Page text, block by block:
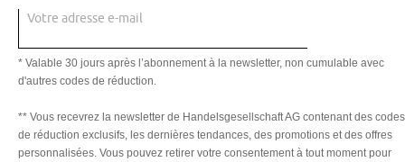
Votre adresse e-mail
* Valable 30 jours après l’abonnement à la newsletter, non cumulable avec
d'autres codes de réduction.
** Vous recevrez la newsletter de Handelsgesellschaft AG contenant des codes
de réduction exclusifs, les dernières tendances, des promotions et des offres
personnalisées. Vous pouvez retirer votre consentement à tout moment pour